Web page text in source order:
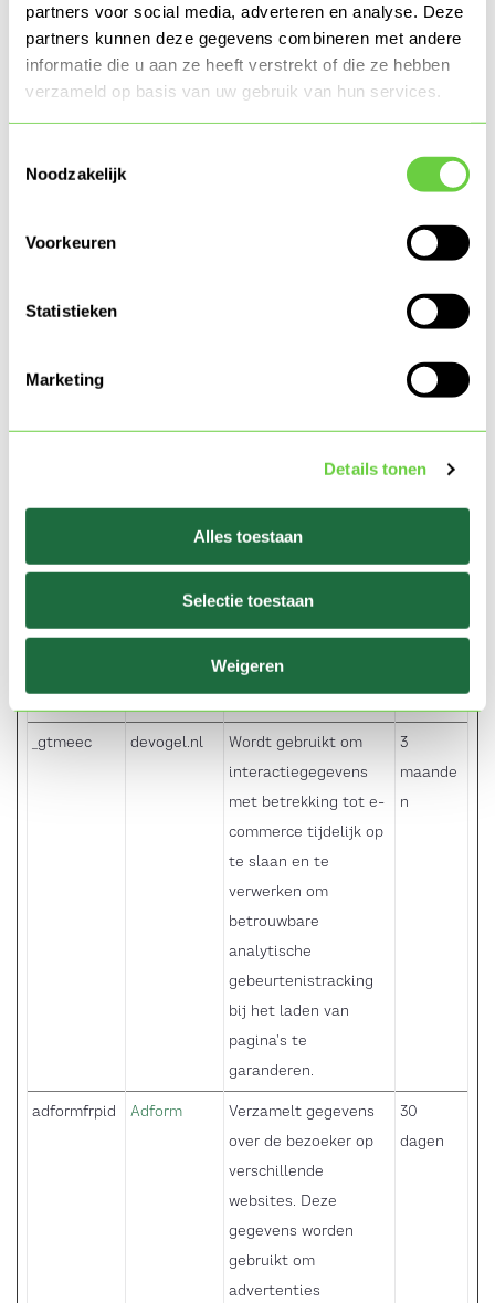
partners voor social media, adverteren en analyse. Deze
partners kunnen deze gegevens combineren met andere
informatie die u aan ze heeft verstrekt of die ze hebben
verzameld op basis van uw gebruik van hun services.
Noodzakelijk
Voorkeuren
Statistieken
Marketing
Details tonen
Alles toestaan
Selectie toestaan
Weigeren
verschillende
apparaten en
marketingkanalen.
_gat
Google
Gebruikt om gegevens 1 dag
_gid Google
Gebruikt om gegevens
naar Google Analytics
bezoeker op
verschillende
apparaten en
marketingkanalen.
1 dag
_gtmeec devogel.nl
Wordt gebruikt om
interactiegegevens
met betrekking tot e-
commerce tijdelijk op
te slaan en te
verwerken om
betrouwbare
analytische
gebeurtenistracking
bij het laden van
pagina's te
garanderen.
3
maande
n
adformfrpid Adform
Verzamelt gegevens
over de bezoeker op
verschillende
websites. Deze
gegevens worden
gebruikt om
advertenties
30
dagen